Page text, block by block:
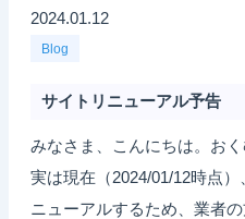
2024.01.12
Blog
サイトリニューアル予告
みなさま、こんにちは。おく
実は現在（2024/01/12時点
ニューアルするため、業者